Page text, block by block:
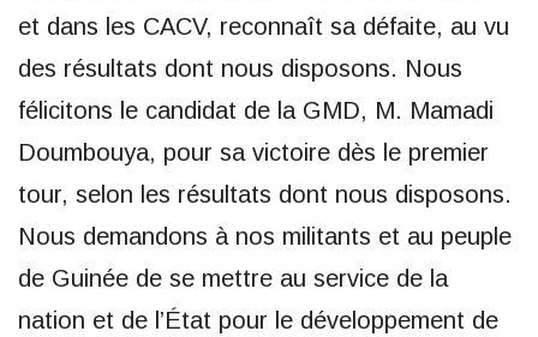
et dans les CACV, reconnaît sa défaite, au vu
des résultats dont nous disposons. Nous
félicitons le candidat de la GMD, M. Mamadi
Doumbouya, pour sa victoire dès le premier
tour, selon les résultats dont nous disposons.
Nous demandons à nos militants et au peuple
de Guinée de se mettre au service de la
nation et de l’État pour le développement de